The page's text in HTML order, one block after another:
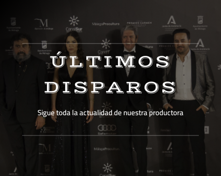
ÚLTIMOS
DISPAROS
Sigue toda la actualidad de nuestra productora